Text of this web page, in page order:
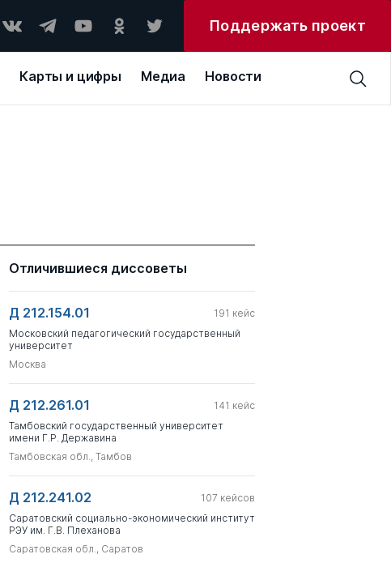
Поддержать проект
Карты и цифры Медиа Новости
Отличившиеся диссоветы
Д 212.154.01 191 кейс
Московский педагогический государственный
университет
Москва
Д 212.261.01 141 кейс
Тамбовский государственный университет
имени Г.Р. Державина
Тамбовская обл., Тамбов
Д 212.241.02 107 кейсов
Саратовский социально-экономический институт
РЭУ им. Г.В. Плеханова
Саратовская обл., Саратов